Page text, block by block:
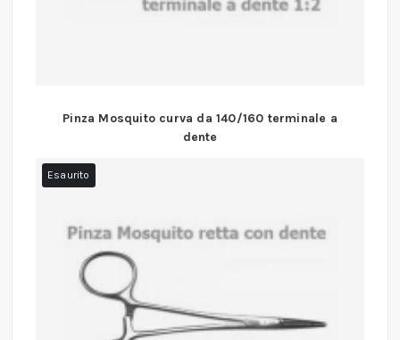
Pinza Mosquito curva da 140/160 terminale a
dente
Esaurito